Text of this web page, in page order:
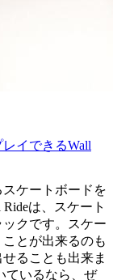
イできるWall
ケートボードを
は、スケート
クです。スケー
とが出来るのも
ることも出来ま
ているなら、ぜ